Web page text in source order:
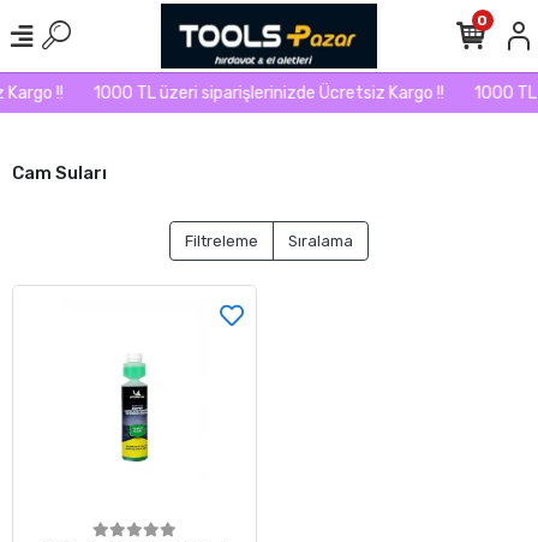
!! 1000 TL üzeri siparişlerinizde Ücretsiz Kargo !! 1000
0
Cam Suları
Filtreleme Sıralama